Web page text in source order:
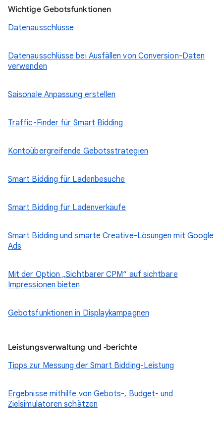
Wichtige Gebotsfunktionen
Datenausschlüsse
Datenausschlüsse bei Ausfällen von Conversion-Daten
verwenden
Saisonale Anpassung erstellen
Traffic-Finder für Smart Bidding
Kontoübergreifende Gebotsstrategien
Smart Bidding für Ladenbesuche
Smart Bidding für Ladenverkäufe
Smart Bidding und smarte Creative-Lösungen mit Google
Ads
Mit der Option „Sichtbarer CPM“ auf sichtbare
Impressionen bieten
Gebotsfunktionen in Displaykampagnen
Leistungsverwaltung und ‑berichte
Tipps zur Messung der Smart Bidding-Leistung
Ergebnisse mithilfe von Gebots-, Budget- und
Zielsimulatoren schätzen